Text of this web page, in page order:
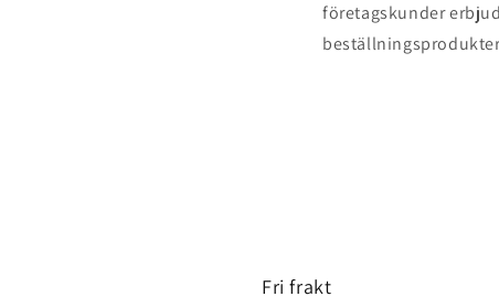
företagskunder
Fri frakt